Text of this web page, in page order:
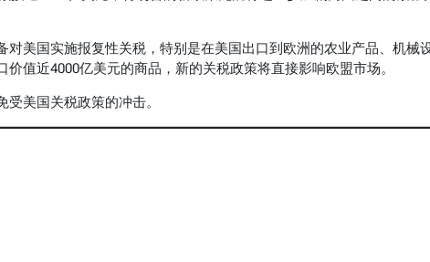
美国实施报复性关税，特别是在美国出口到欧洲的农业产品、机械
值近4000亿美元的商品，新的关税政策将直接影响欧盟市场。
美国关税政策的冲击。